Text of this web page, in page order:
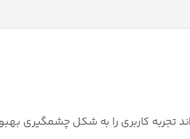
در انبار موجود نمی باشد